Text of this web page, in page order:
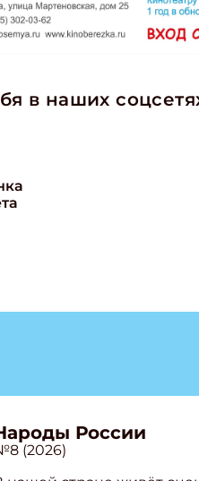
в наших
России
(2026)